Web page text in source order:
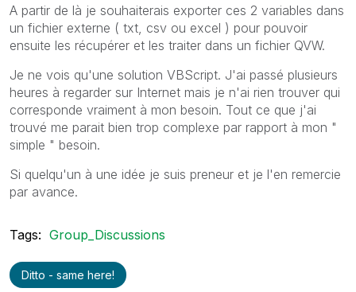
A partir de là je souhaiterais exporter ces 2 variables dans
un fichier externe ( txt, csv ou excel ) pour pouvoir
ensuite les récupérer et les traiter dans un fichier QVW.
Je ne vois qu'une solution VBScript. J'ai passé plusieurs
heures à regarder sur Internet mais je n'ai rien trouver qui
corresponde vraiment à mon besoin. Tout ce que j'ai
trouvé me parait bien trop complexe par rapport à mon "
simple " besoin.
Si quelqu'un à une idée je suis preneur et je l'en remercie
par avance.
Tags: Group_Discussions
Ditto - same here!